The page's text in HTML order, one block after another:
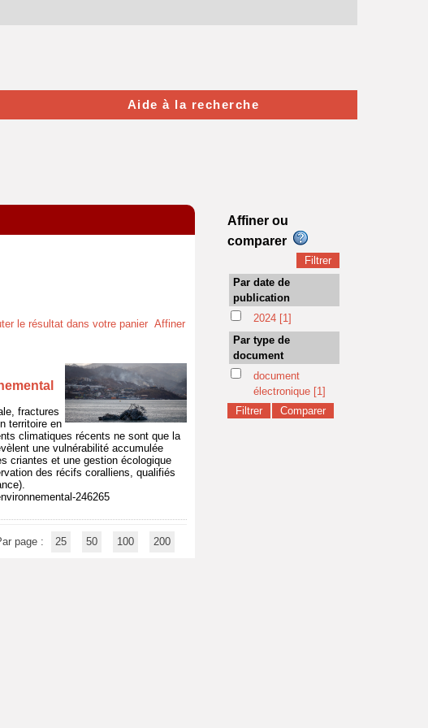
le résultat dans votre panier Affiner
fractures
territoire en
climatiques récents ne sont que la
une vulnérabilité accumulée
criantes et une gestion écologique
des récifs coralliens, qualifiés
246265
page : 25 50 100 200
Aide à la recherche
Affiner ou
comparer
Par date de
publication
2024 [1]
Par type de
document
document
électronique [1]